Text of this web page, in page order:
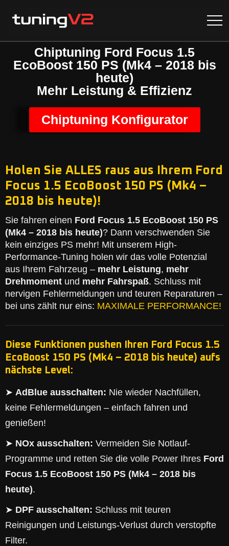
Chiptuning Ford Focus 1.5
EcoBoost 150 PS (Mk4 – 2018 bis
heute)
Mehr Leistung & Effizienz
Chiptuning Konfigurator
Holen Sie ALLES raus aus Ihrem Ford
Focus 1.5 EcoBoost 150 PS (Mk4 –
2018 bis heute)!
Sie fahren einen Ford Focus 1.5 EcoBoost 150 PS
(Mk4 – 2018 bis heute)? Dann verschwenden Sie
kein einziges PS mehr! Mit unserem High-
Performance-Tuning holen wir das volle Potenzial
aus Ihrem Fahrzeug – mehr Leistung, mehr
Drehmoment und mehr Fahrspaß. Schluss mit
nervigen Fehlermeldungen und teuren Reparaturen –
bei uns zählt nur eins: MAXIMALE PERFORMANCE!
Diese Funktionen pushen Ihren Ford Focus 1.5
EcoBoost 150 PS (Mk4 – 2018 bis heute) aufs
nächste Level:
➤ AdBlue ausschalten: Nie wieder Nachfüllen,
keine Fehlermeldungen – einfach fahren und
genießen!
➤ NOx ausschalten: Vermeiden Sie Notlauf-
Programme und retten Sie die volle Power Ihres Ford
Focus 1.5 EcoBoost 150 PS (Mk4 – 2018 bis
heute).
➤ DPF ausschalten: Schluss mit teuren
Reinigungen und Leistungs-Verlust durch verstopfte
Filter.